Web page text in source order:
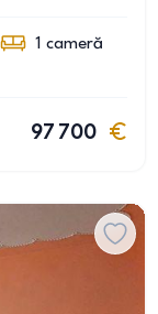
1 cameră
97 700